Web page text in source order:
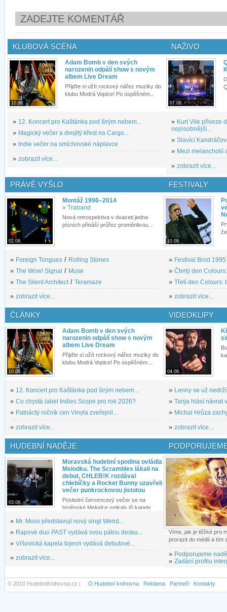
ZADEJTE KOMENTÁŘ
KLUBOVÁ SCÉNA
10.08.
Adam Bomb v den svých
narozenin odpálí show s novým
albem Live Dream
Přijďte si užít rockový nářez muziky do
klubu Modrá Vopice! Po úspěšném...
» 12. Koncert pro Kaštánka pod širým nebem...
» Magický večer a dvojitý křest na Cargo...
» Indie večer na smíchovské náplavce
» zobrazit více...
NAŽIVO
07.08.
» Kurt Vile přiveze
nejosobnější...
» Slavící
» Mezi melancholií
» zobrazit více...
PRÁVĚ VYŠLO
02.08.
Montáž 1996–2014
» Traband
Nová retrospektiva v dvaceti jedna
písních přináší průřez proměnlivou...
» Foreign Tongues / Rolling Stones
» The Wow! Signal / Muse
» The Silent Architect / Teramaze
» zobrazit více...
FESTIVALY
10.08.
» Festival Brod
» Čtvrtý den
» Třetí den Colours:
» zobrazit více...
ČLÁNKY
10.08.
Adam Bomb v den svých
narozenin odpálí show s novým
albem Live Dream
Přijďte si užít rockový nářez muziky do
klubu Modrá Vopice! Po úspěšném...
» 12. Koncert pro Kaštánka pod širým nebem...
» Co chystá label Indies Scope pro rok 2026?
» Patnáctý ročník cen Vinyla zveřejnil...
» zobrazit více...
VIDEOKLIPY
04.08.
» Lenny se už
» Tanja hlásí návrat
» Michal Hrůza
» zobrazit více...
HUDEBNÍ NADĚJE
03.08.
Moravská hudební spodina ovládla
Melodku. The Scrambles lákali na
debut, CHLEB!K rozdával
chlebíčky a Rocket Bunny uzavřeli
večer punkrockovou jistotou
Poslední červencový večer se na
brněnské Melodce setkaly tři kapely...
» Mr. Moss představují nový singl Weird...
» Rapové duo PAST vydává svou pátou desku...
» Vršovická kapela tojeon vydává debutové...
» zobrazit více...
Víme, jak je těžké pro
prorazit do médií a tím
» Podporujeme
» Zadání profilu
© 2010 HudebniKnihovna.cz | O Hudební knihovna Reklama Partneři Kontakty